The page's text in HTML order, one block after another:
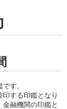
す。
する印鑑となり
融機関の印鑑と